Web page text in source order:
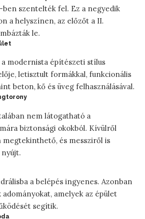
ben szentelték fel. Ez a negyedik
a helyszínen, az előzőt a II.
le.
a modernista építészeti stílus
letisztult formákkal, funkcionális
beton, kő és üveg felhasználásával.
nem látogatható a
biztonsági okokból. Kívülről
megtekinthető, és messziről is
a belépés ingyenes. Azonban
amelyek az épület
segítik.